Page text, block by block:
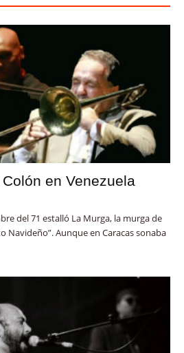
en Venezuela
del 71 estalló La Murga, la murga de
Navideño”. Aunque en Caracas sonaba